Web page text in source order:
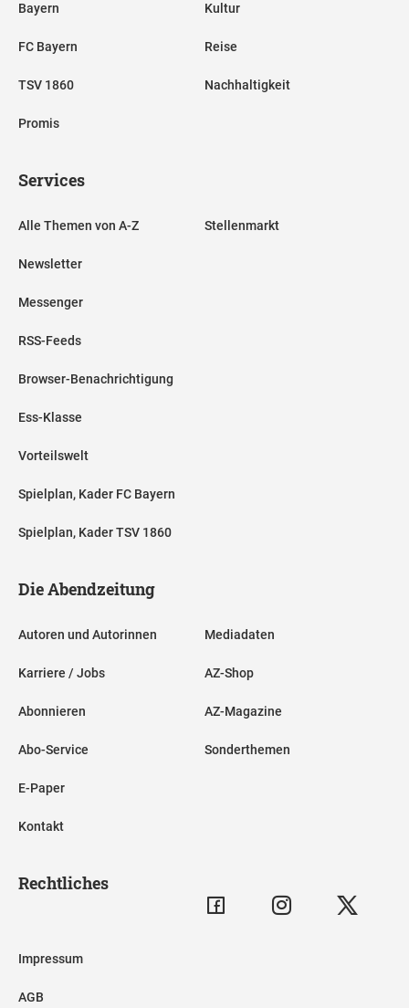
Bayern
FC Bayern
TSV 1860
Promis
Kultur
Reise
Nachhaltigkeit
Services
Alle Themen von A-Z
Newsletter
Messenger
RSS-Feeds
Browser-Benachrichtigung
Ess-Klasse
Vorteilswelt
Spielplan, Kader FC Bayern
Spielplan, Kader TSV 1860
Stellenmarkt
Die Abendzeitung
Autoren und Autorinnen
Karriere / Jobs
Abonnieren
Abo-Service
E-Paper
Kontakt
Mediadaten
AZ-Shop
AZ-Magazine
Sonderthemen
Rechtliches
Impressum
AGB